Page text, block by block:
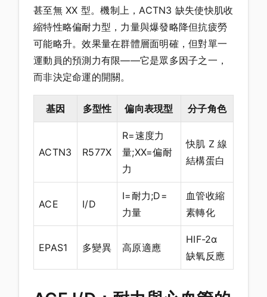
甚至無 XX 型。機制上，ACTN3 缺失使快肌收
縮特性略偏耐力型，力量與爆發略降但抗疲勞
可能略升。效果量在群體層面明確，但對單一
運動員的預測力有限——它是眾多因子之一，
而非決定命運的開關。
基因 多型性 偏向表現型 分子角色
ACTN3 R577X
R=速度力
量;XX=偏耐
力
快肌 Z 線
結構蛋白
ACE I/D
I=耐力;D=
力量
血管收縮
素轉化
EPAS1 多變異 高原適應
HIF-2α
缺氧反應